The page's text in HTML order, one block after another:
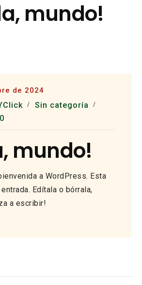
mundo!
de 2024
Sin categoría
mundo!
a WordPress. Esta
Edítala o bórrala,
a escribir!